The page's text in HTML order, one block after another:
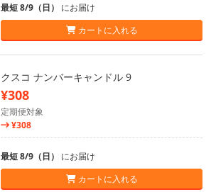
最短 8/9（日） にお届け
カートに入れる
クスコ ナンバーキャンドル 9
¥308
定期便対象
¥308
最短 8/9（日） にお届け
カートに入れる